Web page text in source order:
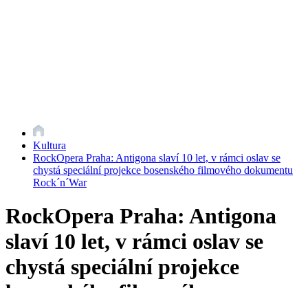
Kultura
RockOpera Praha: Antigona slaví 10 let, v rámci oslav se
chystá speciální projekce bosenského filmového dokumentu
Rock´n´War
RockOpera Praha: Antigona
slaví 10 let, v rámci oslav se
chystá speciální projekce